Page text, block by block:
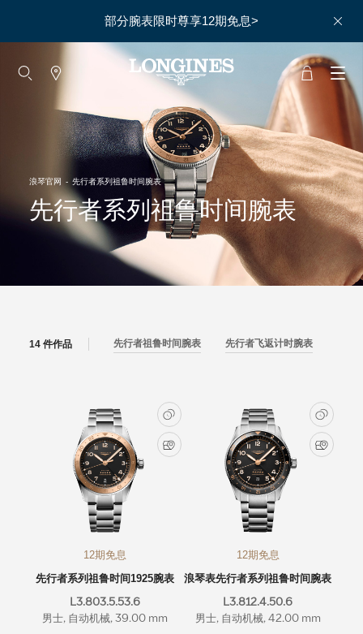
部分腕表限时尊享12期免息>
赵丽颖
彭于晏
查看所有大使
运动与体育
赛事
马术运动
英联邦运动会
最新消息
浪琴官网 - 先行者系列祖鲁时间腕表
先行者系列祖鲁时间腕表
14 件作品 先行者祖鲁时间腕表 先行者飞返计时腕表
12期免息
先行者系列祖鲁时间1925腕表
L3.803.5.53.6
男士, 自动机械, 39.00 mm
12期免息
浪琴表先行者系列祖鲁时间腕表
L3.812.4.50.6
男士, 自动机械, 42.00 mm